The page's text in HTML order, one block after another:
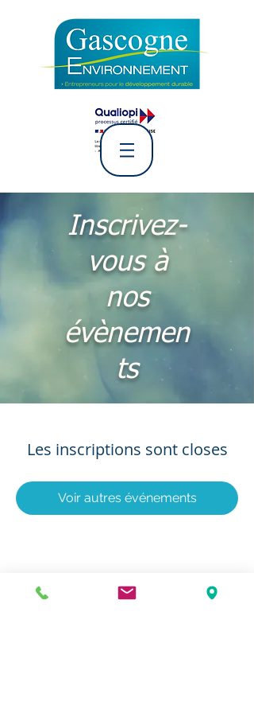
L' Association Gascogne
Environnement
Inscrivez-
vous à
nos
évènemen
ts
Les inscriptions sont closes
Voir autres événements